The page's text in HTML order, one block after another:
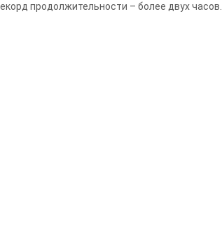
продолжительности – более двух